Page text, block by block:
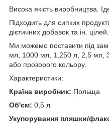
Висока якість виробництва.
Підходить для сипких
дієтичних добавок та ін. цілей.
Ми можемо поставити під
мл, 1000 мл, 1,250 л, 2,5 мл,
або прозорого кольору.
Характеристики:
Країна виробник: Польща
Об'єм: 0,5 л
Укупорування пляшки/